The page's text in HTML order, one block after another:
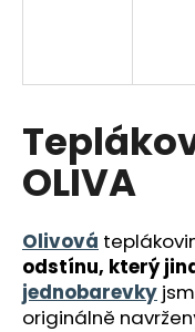
OLIVA
Olivová
odstínu, který
jednobarevky
originálně
í
?